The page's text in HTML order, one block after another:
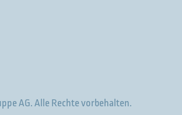
AG. Alle Rechte vorbehalten.